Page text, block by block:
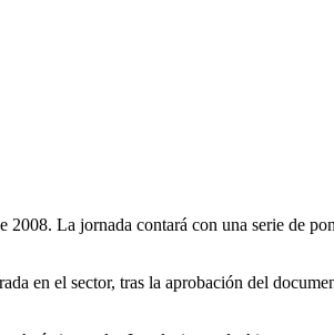
La jornada contará con una serie de
en el sector, tras la aprobación del